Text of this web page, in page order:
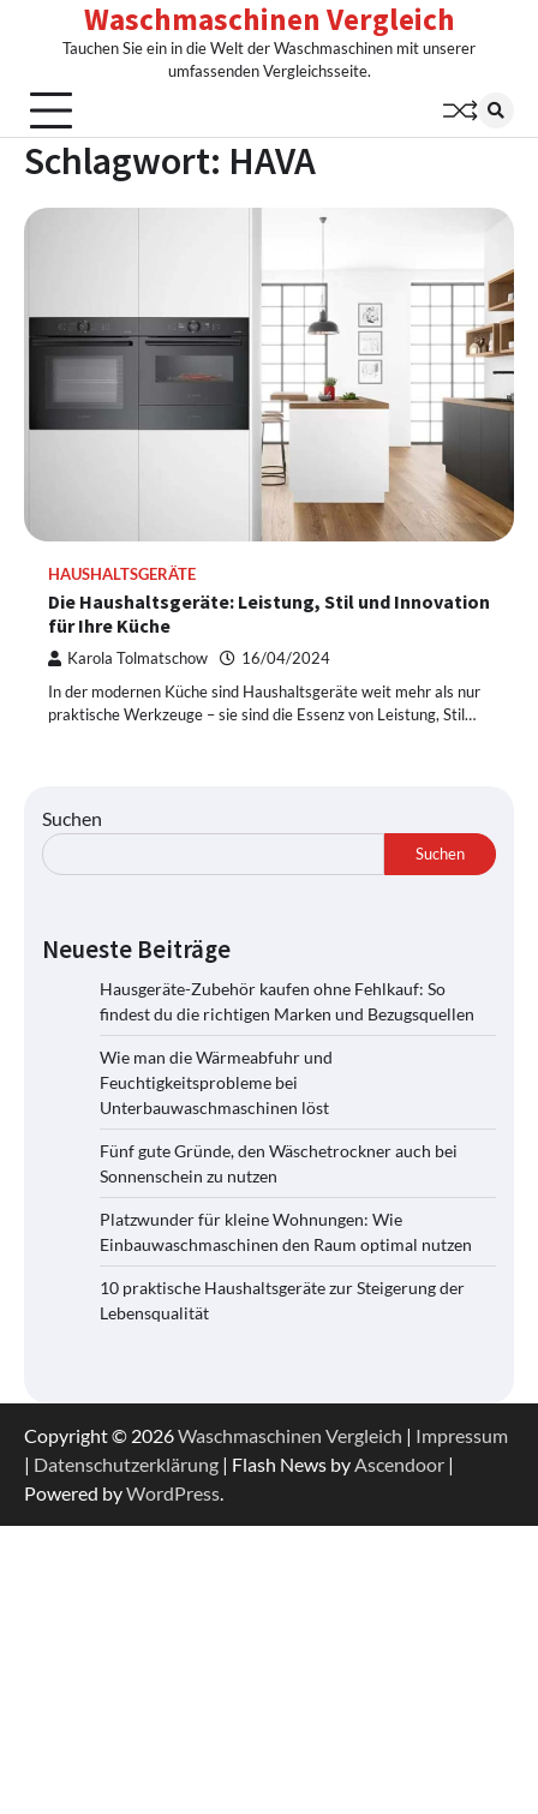
Waschmaschinen Vergleich
Tauchen Sie ein in die Welt der Waschmaschinen mit unserer
umfassenden Vergleichsseite.
Schlagwort: HAVA
HAUSHALTSGERÄTE
Die Haushaltsgeräte: Leistung, Stil und Innovation
für Ihre Küche
Karola Tolmatschow 16/04/2024
In der modernen Küche sind Haushaltsgeräte weit mehr als nur
praktische Werkzeuge – sie sind die Essenz von Leistung, Stil…
Suchen
Suchen
Neueste Beiträge
Hausgeräte-Zubehör kaufen ohne Fehlkauf: So
findest du die richtigen Marken und Bezugsquellen
Wie man die Wärmeabfuhr und
Feuchtigkeitsprobleme bei
Unterbauwaschmaschinen löst
Fünf gute Gründe, den Wäschetrockner auch bei
Sonnenschein zu nutzen
Platzwunder für kleine Wohnungen: Wie
Einbauwaschmaschinen den Raum optimal nutzen
10 praktische Haushaltsgeräte zur Steigerung der
Lebensqualität
Copyright © 2026Waschmaschinen Vergleich | Impressum
| Datenschutzerklärung | Flash News byAscendoor |
Powered byWordPress.